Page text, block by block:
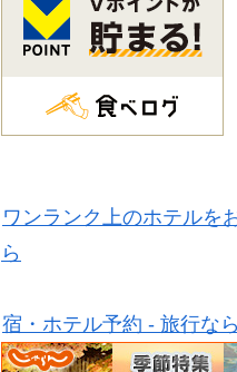
ワンランク上のホテルを
ら
宿・ホテル予約 - 旅行な